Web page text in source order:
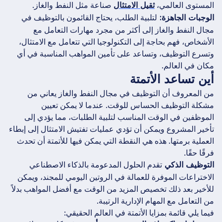
المستوى العالمي، ثقيل الامتثالصناعة مثل النفط والغاز.
الوجبات الجاهزة:لتلبية الطلب، يحتاج القائمون بالتوظيف في
مجال النفط والغاز إلى أكثر من مجرد مهارات التعامل مع
الأشخاص، فهم بحاجة إلى التكنولوجيا التي تتعامل مع الامتثال،
وتسرع التوظيف، وتساعد على تأمين المواهب المناسبة في أي
مكان في العالم.
أين تساعد الأتمتة
من المعروف أن التوظيف في مجال النفط والغاز يعاني من
مشكلة التوظيف الحساس للوقت. عندما لا يمكن تعيين
الموظفين في الوقت المناسب لتلبية الطلبات، مما يؤدي إلى
تأخير المشروع ويمكن أن تؤدي عمليات تفتيش الامتثال إلى إبطاء
العملية برمتها. هذه هي النقطة التي يمكن فيها للأتمتة أن تحدث
فرقًا حقًا.
التوظيف الذكيتقدم الحلول المدعومة بالذكاء الاصطناعي
الاختراعات الموفرة للعمالة في الروتين اليومي للمجند، ويمكن
للأخير بعد ذلك تخصيص المزيد من الوقت مع أفضل المواهب بدلاً
من التعامل مع المهام الإدارية الرتيبة.
فيما يلي قائمة بمزايا الأتمتة في العالم الحقيقي: